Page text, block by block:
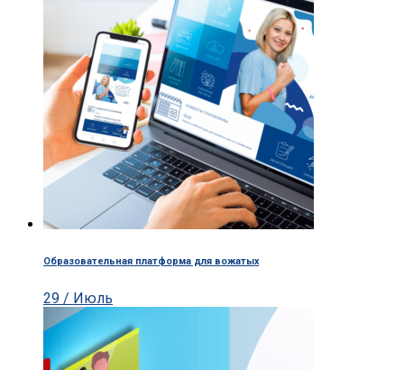
Образовательная платформа для вожатых
29 / Июль